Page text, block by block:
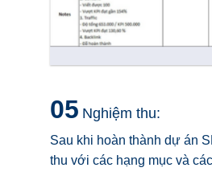
05 Nghiệm thu:
Sau khi hoàn thành dự án
thu với các hạng mục và